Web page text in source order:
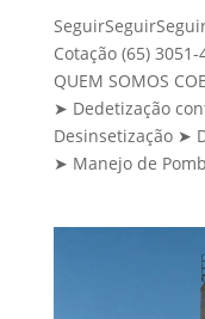
Cotação (65)
QUEM SOMOS
➤ Dedetização
Desinsetização ➤
➤ Manejo de